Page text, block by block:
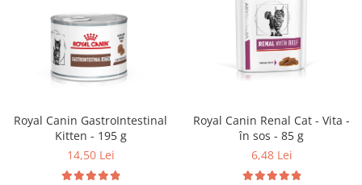
Royal Canin GastroIntestinal
Kitten - 195 g
14,50 Lei
Royal Canin Renal Cat - Vita -
în sos - 85 g
6,48 Lei